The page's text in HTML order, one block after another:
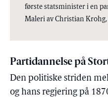
første statsminister i en
Maleri av Christian
Partidannelse på
Den politiske striden
og hans regjering på